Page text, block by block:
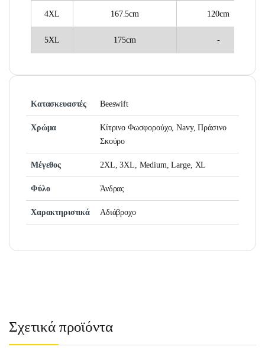
4XL 167.5cm 120cm
5XL 175cm -
Κατασκευαστές Beeswift
Χρώμα
Κίτρινο Φωσφορούχο, Navy, Πράσινο
Σκούρο
Μέγεθος 2XL, 3XL, Medium, Large, XL
Φύλο Άνδρας
Χαρακτηριστικά Αδιάβροχο
Σχετικά προϊόντα